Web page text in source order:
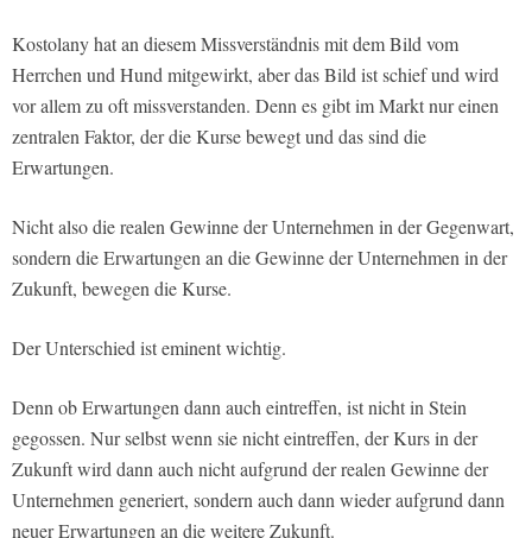
Kostolany hat an diesem Missverständnis mit dem Bild vom
Herrchen und Hund mitgewirkt, aber das Bild ist schief und wird
vor allem zu oft missverstanden. Denn es gibt im Markt nur einen
zentralen Faktor, der die Kurse bewegt und das sind die
Erwartungen.
Nicht also die realen Gewinne der Unternehmen in der Gegenwart,
sondern die Erwartungen an die Gewinne der Unternehmen in der
Zukunft, bewegen die Kurse.
Der Unterschied ist eminent wichtig.
Denn ob Erwartungen dann auch eintreffen, ist nicht in Stein
gegossen. Nur selbst wenn sie nicht eintreffen, der Kurs in der
Zukunft wird dann auch nicht aufgrund der realen Gewinne der
Unternehmen generiert, sondern auch dann wieder aufgrund dann
neuer Erwartungen an die weitere Zukunft.